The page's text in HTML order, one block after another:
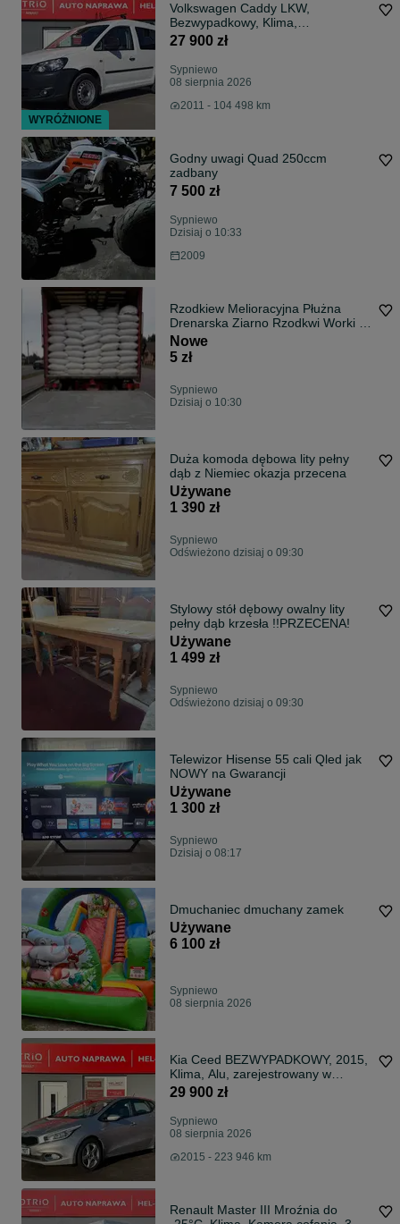
Volkswagen Caddy LKW,
Bezwypadkowy, Klima,
Zarejestrowany w Polsce, VAT-
27 900 zł
Sypniewo
08 sierpnia 2026
2011 - 104 498 km
Godny uwagi Quad 250ccm
zadbany
7 500 zł
Sypniewo
Dzisiaj o 10:33
2009
Rzodkiew Melioracyjna Płużna
Drenarska Ziarno Rzodkwi Worki Z
Rzodkwią
Nowe
5 zł
Sypniewo
Dzisiaj o 10:30
Duża komoda dębowa lity pełny
dąb z Niemiec okazja przecena
Używane
1 390 zł
Sypniewo
Odświeżono dzisiaj o 09:30
Stylowy stół dębowy owalny lity
pełny dąb krzesła !!PRZECENA!
Używane
1 499 zł
Sypniewo
Odświeżono dzisiaj o 09:30
Telewizor Hisense 55 cali Qled jak
NOWY na Gwarancji
Używane
1 300 zł
Sypniewo
Dzisiaj o 08:17
Dmuchaniec dmuchany zamek
Używane
6 100 zł
Sypniewo
08 sierpnia 2026
Kia Ceed BEZWYPADKOWY, 2015,
Klima, Alu, zarejestrowany w
Polsce, VAT-marża!
29 900 zł
Sypniewo
08 sierpnia 2026
2015 - 223 946 km
Renault Master III Mroźnia do
WYRÓŻNIONE